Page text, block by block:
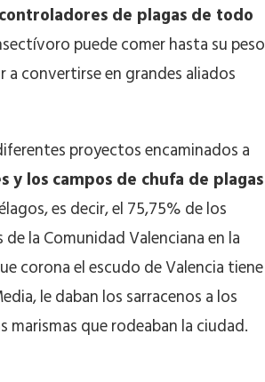
controladores de plagas de todo
puede comer hasta su peso
convertirse en grandes aliados
proyectos encaminados a
y los campos de chufa de plagas
es decir, el 75,75% de los
la Comunidad Valenciana en la
corona el escudo de Valencia tiene
le daban los sarracenos a los
que rodeaban la ciudad.